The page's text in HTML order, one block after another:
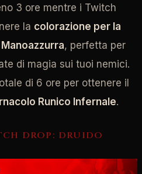
3 ore mentre i Twitch
la colorazione per la
, perfetta per
di magia sui tuoi nemici.
di 6 ore per ottenere il
Runico Infernale.
DROP: DRUIDO